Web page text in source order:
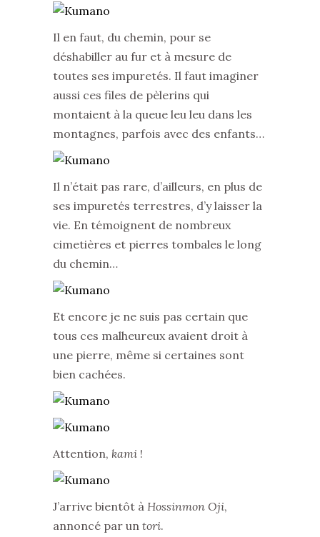
Il en faut, du chemin, pour se
déshabiller au fur et à mesure de
toutes ses impuretés. Il faut imaginer
aussi ces files de pèlerins qui
montaient à la queue leu leu dans les
montagnes, parfois avec des enfants…
Il n’était pas rare, d’ailleurs, en plus de
ses impuretés terrestres, d’y laisser la
vie. En témoignent de nombreux
cimetières et pierres tombales le long
du chemin…
Et encore je ne suis pas certain que
tous ces malheureux avaient droit à
une pierre, même si certaines sont
bien cachées.
Attention, kami !
J’arrive bientôt à Hossinmon Oji,
annoncé par un tori.